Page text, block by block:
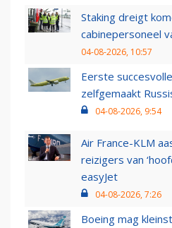
Staking dreigt
cabinepersoneel
04-08-2026, 10:57
Eerste
zelfgemaakt
04-08-2026, 9:54
Air France-KLM
reizigers van
easyJet
04-08-2026, 7:26
Boeing mag